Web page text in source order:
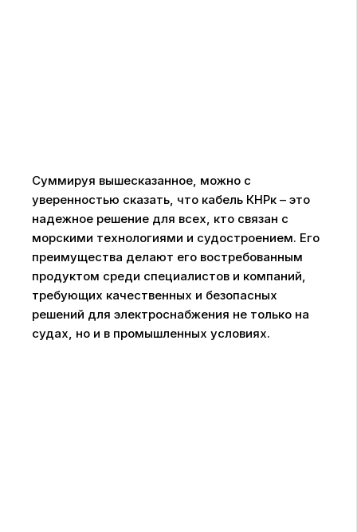
Суммируя вышесказанное, можно с
уверенностью сказать, что кабель КНРк – это
надежное решение для всех, кто связан с
морскими технологиями и судостроением. Его
преимущества делают его востребованным
продуктом среди специалистов и компаний,
требующих качественных и безопасных
решений для электроснабжения не только на
судах, но и в промышленных условиях.